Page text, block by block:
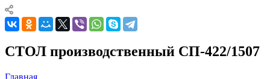
СТОЛ производственный СП-422/1507
Главная